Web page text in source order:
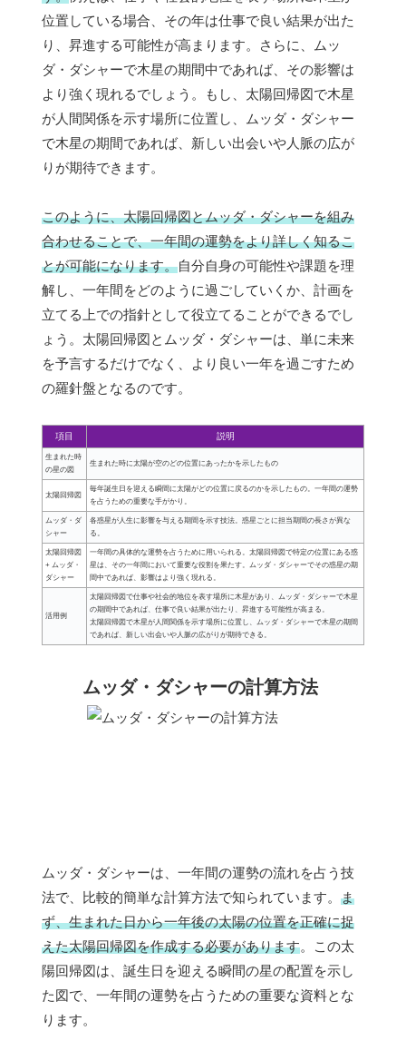
位置している場合、その年は仕事で良い結果が出た
り、昇進する可能性が高まります。さらに、ムッ
ダ・ダシャーで木星の期間中であれば、その影響は
より強く現れるでしょう。もし、太陽回帰図で木星
が人間関係を示す場所に位置し、ムッダ・ダシャー
で木星の期間であれば、新しい出会いや人脈の広が
りが期待できます。
このように、太陽回帰図とムッダ・ダシャーを組み
合わせることで、一年間の運勢をより詳しく知るこ
とが可能になります。自分自身の可能性や課題を理
解し、一年間をどのように過ごしていくか、計画を
立てる上での指針として役立てることができるでし
ょう。太陽回帰図とムッダ・ダシャーは、単に未来
を予言するだけでなく、より良い一年を過ごすため
の羅針盤となるのです。
項目 説明
生まれた時
の星の図
生まれた時に太陽が空のどの位置にあったかを示したもの
太陽回帰図
毎年誕生日を迎える瞬間に太陽がどの位置に戻るのかを示したもの。一年間の運勢
を占うための重要な手がかり。
ムッダ・ダ
シャー
各惑星が人生に影響を与える期間を示す技法。惑星ごとに担当期間の長さが異な
る。
太陽回帰図
+ ムッダ・
ダシャー
一年間の具体的な運勢を占うために用いられる。太陽回帰図で特定の位置にある惑
星は、その一年間において重要な役割を果たす。ムッダ・ダシャーでその惑星の期
間中であれば、影響はより強く現れる。
活用例
太陽回帰図で仕事や社会的地位を表す場所に木星があり、ムッダ・ダシャーで木星
の期間中であれば、仕事で良い結果が出たり、昇進する可能性が高まる。
太陽回帰図で木星が人間関係を示す場所に位置し、ムッダ・ダシャーで木星の期間
であれば、新しい出会いや人脈の広がりが期待できる。
ムッダ・ダシャーの計算方法
ムッダ・ダシャーは、一年間の運勢の流れを占う技
法で、比較的簡単な計算方法で知られています。 ま
ず、生まれた日から一年後の太陽の位置を正確に捉
えた太陽回帰図を作成する必要があります。この太
陽回帰図は、誕生日を迎える瞬間の星の配置を示し
た図で、一年間の運勢を占うための重要な資料とな
ります。